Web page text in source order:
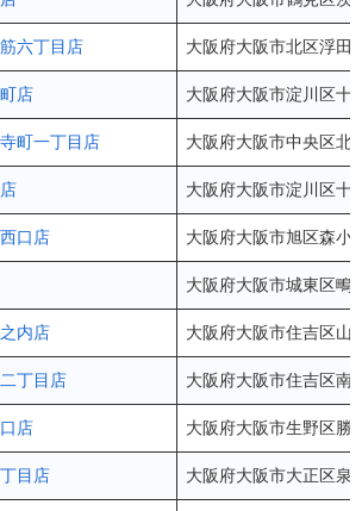
六丁目店 大阪府大阪市北区浮
店 大阪府大阪市淀川区
町一丁目店 大阪府大阪市中央区
大阪府大阪市淀川区
口店 大阪府大阪市旭区森
大阪府大阪市城東区
内店 大阪府大阪市住吉区
丁目店 大阪府大阪市住吉区
店 大阪府大阪市生野区
目店 大阪府大阪市大正区